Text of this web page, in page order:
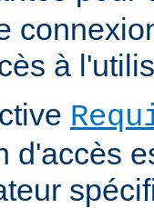
à
d'accès